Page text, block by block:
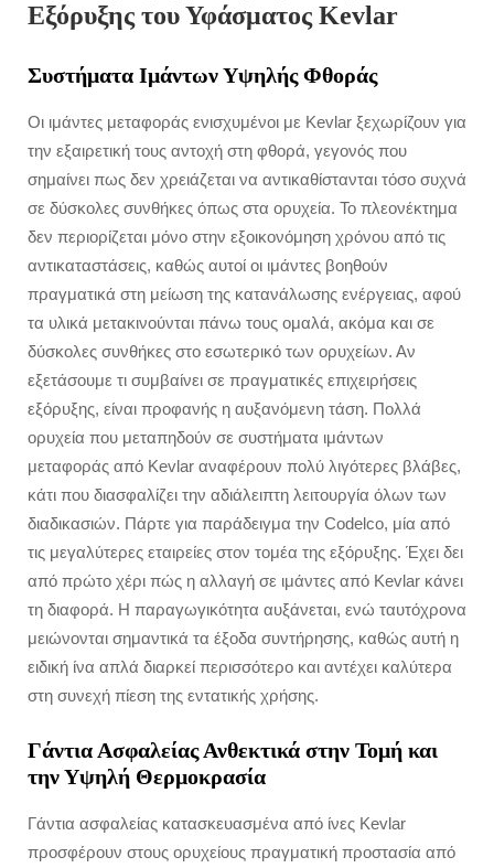
Εξόρυξης του Υφάσματος Kevlar
Συστήματα Ιμάντων Υψηλής Φθοράς
Οι ιμάντες μεταφοράς ενισχυμένοι με Kevlar ξεχωρίζουν για
την εξαιρετική τους αντοχή στη φθορά, γεγονός που
σημαίνει πως δεν χρειάζεται να αντικαθίστανται τόσο συχνά
σε δύσκολες συνθήκες όπως στα ορυχεία. Το πλεονέκτημα
δεν περιορίζεται μόνο στην εξοικονόμηση χρόνου από τις
αντικαταστάσεις, καθώς αυτοί οι ιμάντες βοηθούν
πραγματικά στη μείωση της κατανάλωσης ενέργειας, αφού
τα υλικά μετακινούνται πάνω τους ομαλά, ακόμα και σε
δύσκολες συνθήκες στο εσωτερικό των ορυχείων. Αν
εξετάσουμε τι συμβαίνει σε πραγματικές επιχειρήσεις
εξόρυξης, είναι προφανής η αυξανόμενη τάση. Πολλά
ορυχεία που μεταπηδούν σε συστήματα ιμάντων
μεταφοράς από Kevlar αναφέρουν πολύ λιγότερες βλάβες,
κάτι που διασφαλίζει την αδιάλειπτη λειτουργία όλων των
διαδικασιών. Πάρτε για παράδειγμα την Codelco, μία από
τις μεγαλύτερες εταιρείες στον τομέα της εξόρυξης. Έχει δει
από πρώτο χέρι πώς η αλλαγή σε ιμάντες από Kevlar κάνει
τη διαφορά. Η παραγωγικότητα αυξάνεται, ενώ ταυτόχρονα
μειώνονται σημαντικά τα έξοδα συντήρησης, καθώς αυτή η
ειδική ίνα απλά διαρκεί περισσότερο και αντέχει καλύτερα
στη συνεχή πίεση της εντατικής χρήσης.
Γάντια Ασφαλείας Ανθεκτικά στην Τομή και
την Υψηλή Θερμοκρασία
Γάντια ασφαλείας κατασκευασμένα από ίνες Kevlar
προσφέρουν στους ορυχείους πραγματική προστασία από